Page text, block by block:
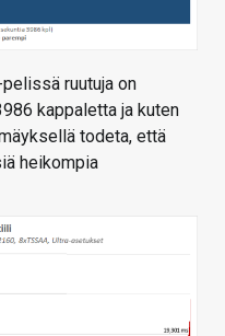
ruutuja on
kappaletta ja kuten
todeta, että
heikompia